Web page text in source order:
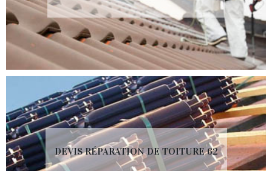
DEVIS RÉPARATION DE TOITURE 62